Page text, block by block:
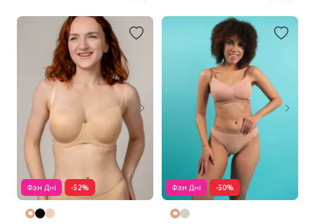
Фан Дні -52% Фан Дні -50%